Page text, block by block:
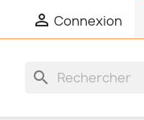
 Connexion
search